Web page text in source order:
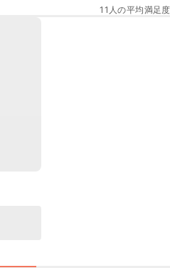
11 人の平均満足度